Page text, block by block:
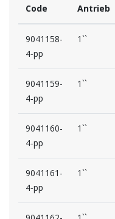
Code Antrieb
9041158-
4-pp
1``
9041159-
4-pp
1``
9041160-
4-pp
1``
9041161-
4-pp
1``